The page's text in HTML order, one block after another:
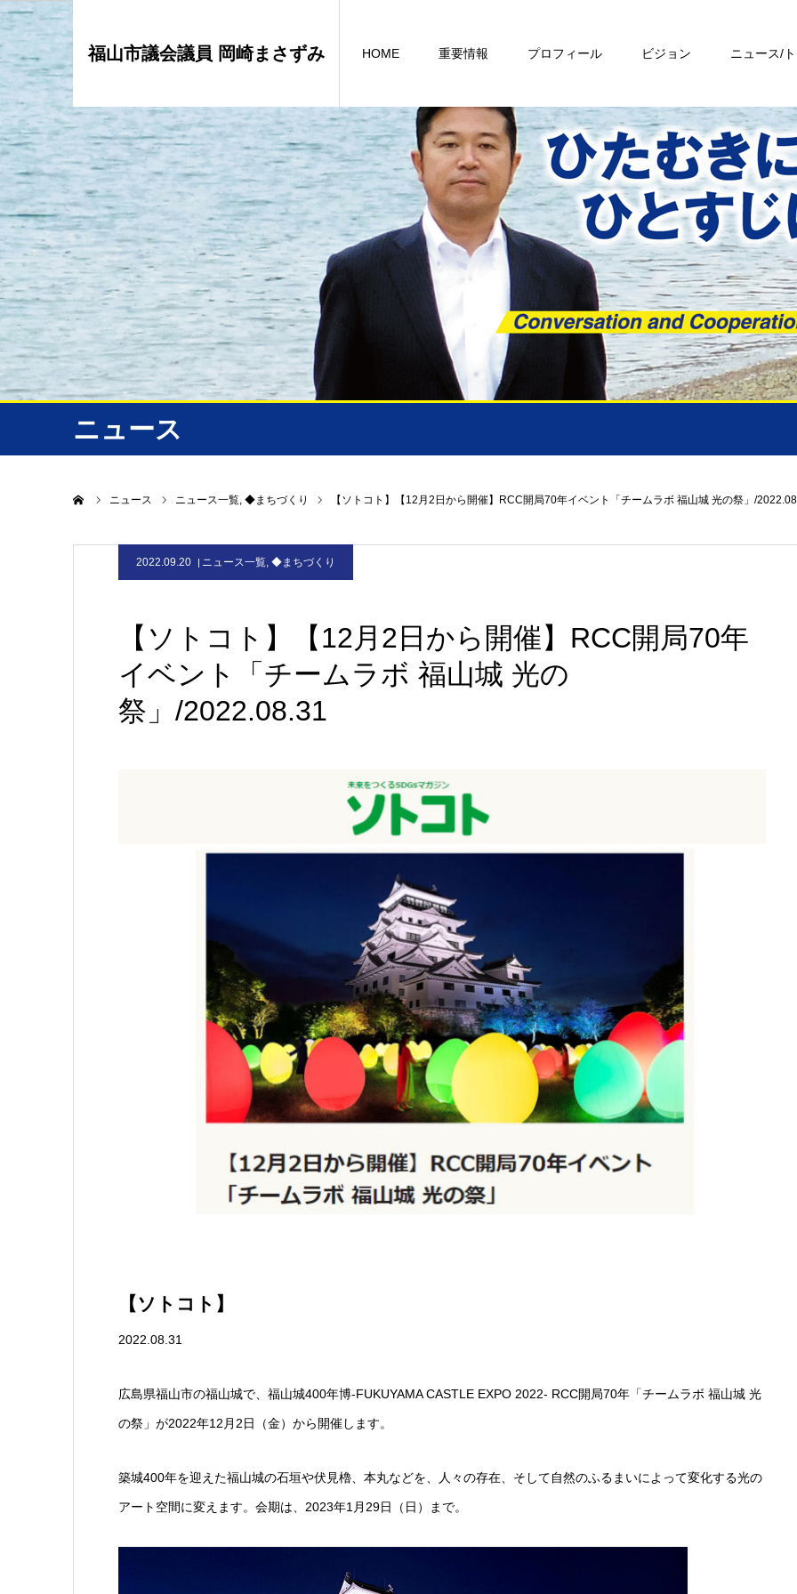
福山市議会議員 岡崎まさずみ HOME 重要情報 プロフィール ビジョン ニュース/
ニュース
ニュース ニュース一覧 ◆まちづくり 【ソトコト】【12月2日から開催】RCC開局70年イベント「チームラボ 福山城 光の祭」/
2022.09.20 ニュース一覧, ◆まちづくり
【ソトコト】【12月2日から開催】RCC開局70年
イベント「チームラボ 福山城 光の
祭」/2022.08.31
【ソトコト】
2022.08.31
広島県福山市の福山城で、福山城400年博-FUKUYAMA CASTLE EXPO 2022- RCC開局70年「チームラボ 福山城 光
の祭」が2022年12月2日（金）から開催します。
築城400年を迎えた福山城の石垣や伏見櫓、本丸などを、人々の存在、そして自然のふるまいによって変化する光の
アート空間に変えます。会期は、2023年1月29日（日）まで。